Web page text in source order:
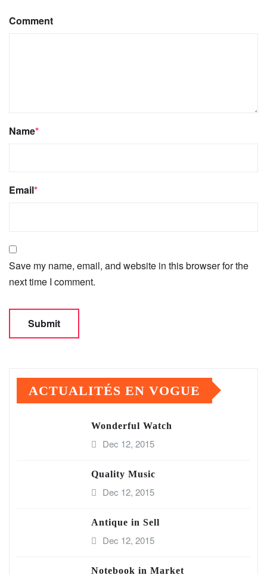
Comment
Name*
Email*
Save my name, email, and website in this browser for the
next time I comment.
ACTUALITÉS EN VOGUE
Wonderful Watch
Dec 12, 2015
Quality Music
Dec 12, 2015
Antique in Sell
Dec 12, 2015
Notebook in Market